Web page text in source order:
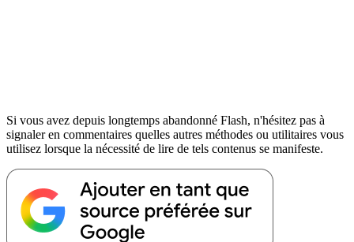
Si vous avez depuis longtemps abandonné Flash, n'hésitez pas à
signaler en commentaires quelles autres méthodes ou utilitaires vous
utilisez lorsque la nécessité de lire de tels contenus se manifeste.